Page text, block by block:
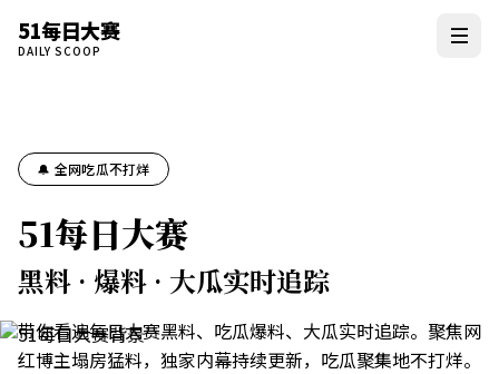
51每日大赛
DAILY SCOOP
🔔 全网吃瓜不打烊
51每日大赛
黑料 · 爆料 · 大瓜实时追踪
带你看遍每日大赛黑料、吃瓜爆料、大瓜实时追踪。聚焦网
红博主塌房猛料，独家内幕持续更新，吃瓜聚集地不打烊。